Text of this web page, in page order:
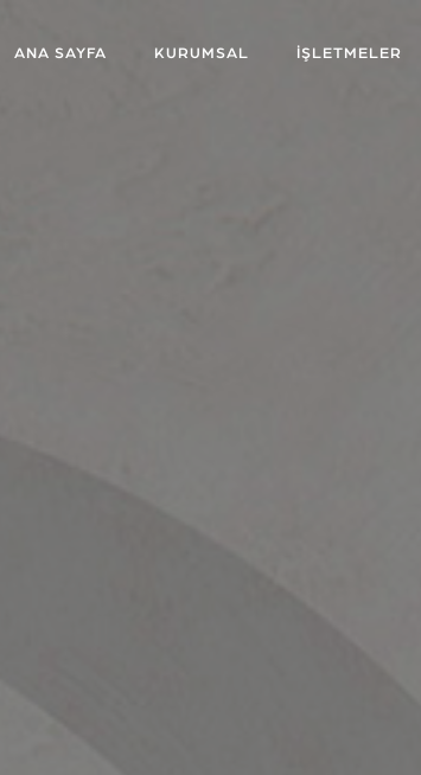
ANA SAYFA KURUMSAL İŞLETMELER